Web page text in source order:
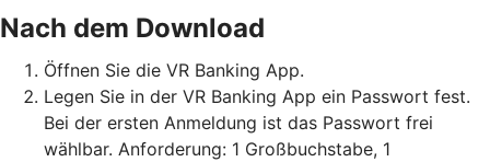
Nach dem Download
Öffnen Sie die VR Banking App.
Legen Sie in der VR Banking App ein Passwort fest.
Bei der ersten Anmeldung ist das Passwort frei
wählbar. Anforderung: 1 Großbuchstabe, 1